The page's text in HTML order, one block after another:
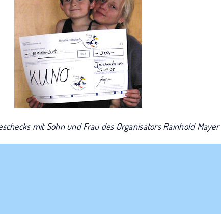
mit Sohn und Frau des Organisators Rainhold Mayer